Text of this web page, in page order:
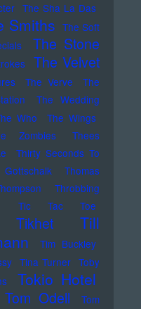
The Sha La Das
Smiths The Soft
The Stone
The Velvet
The Verve
The
The Wedding
Who
The Wings
Zombies
Thees
Thirty Seconds To
Thomas
Throbbing
Tic Tac Toe
Tikhet
Till
Tim Buckley
Tina Turner Toby
Tokio Hotel
Tom Odell
Tom